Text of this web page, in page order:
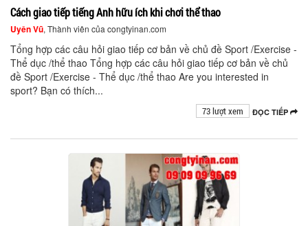
Cách giao tiếp tiếng Anh hữu ích khi chơi thể thao
Uyên Vũ, Thành viên của congtyinan.com
Tổng hợp các câu hỏi giao tiếp cơ bản về chủ đề Sport /Exercise -
Thể dục /thể thao Tổng hợp các câu hỏi giao tiếp cơ bản về chủ
đề Sport /Exercise - Thể dục /thể thao Are you interested in
sport? Bạn có thích...
ĐỌC TIẾP
73 lượt xem